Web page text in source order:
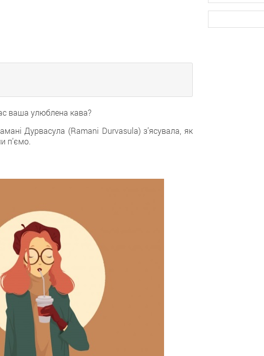
ваша улюблена кава?
Дурвасула (Ramani Durvasula) з’ясувала, як
п’ємо.